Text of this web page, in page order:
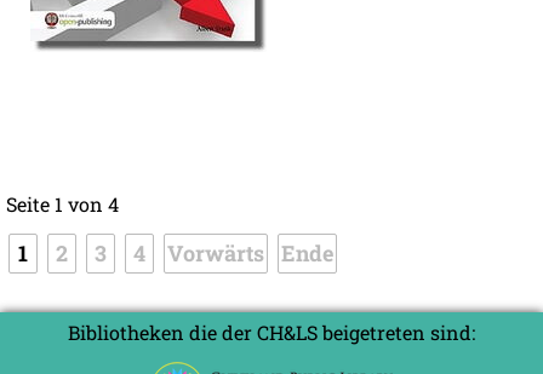
Seite 1 von 4
1 2 3 4 Vorwärts Ende
Bibliotheken die der CH&LS beigetreten sind: